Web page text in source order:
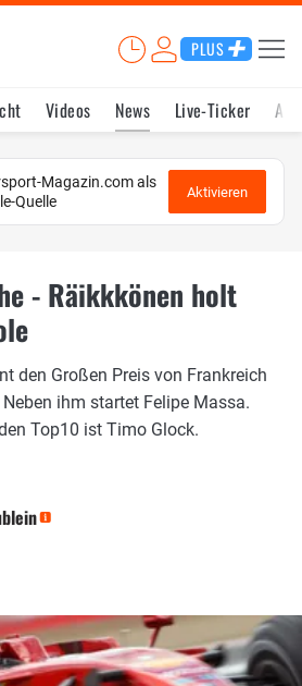
PLUS
Videos News Live-Ticker
Magazin.com als
Quelle
Aktivieren
- Räikkkönen holt
den Großen Preis von Frankreich
ihm startet Felipe Massa.
Top10 ist Timo Glock.